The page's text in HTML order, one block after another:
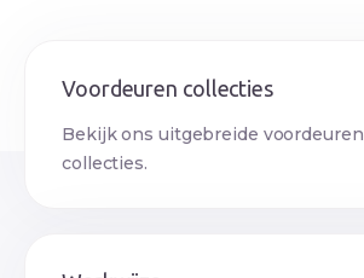
Voordeuren collecties
Bekijk ons uitgebreide voordeuren
collecties.